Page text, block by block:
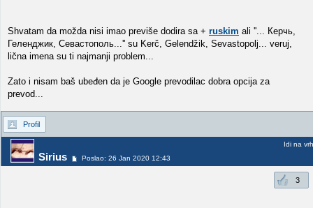
Shvatam da možda nisi imao previše dodira sa + ruskim ali ''... Керчь,
Геленджик, Севастополь...'' su Kerč, Gelendžik, Sevastopolj... veruj,
lična imena su ti najmanji problem...
Zato i nisam baš ubeđen da je Google prevodilac dobra opcija za
prevod...
Profil
Sirius Poslao: 26 Jan 2020 12:43
Idi na vrh
3